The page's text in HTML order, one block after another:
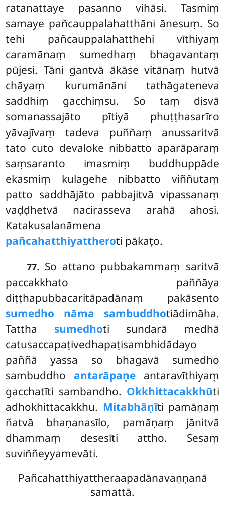
ratanattaye pasanno vihāsi. Tasmiṃ
samaye pañcauppalahatthāni ānesuṃ. So
tehi pañcauppalahatthehi vīthiyaṃ
caramānaṃ sumedhaṃ bhagavantaṃ
pūjesi. Tāni gantvā ākāse vitānaṃ hutvā
chāyaṃ kurumānāni tathāgateneva
saddhiṃ gacchiṃsu. So taṃ disvā
somanassajāto pītiyā phuṭṭhasarīro
yāvajīvaṃ tadeva puññaṃ anussaritvā
tato cuto devaloke nibbatto aparāparaṃ
saṃsaranto imasmiṃ buddhuppāde
ekasmiṃ kulagehe nibbatto viññutaṃ
patto saddhājāto pabbajitvā vipassanaṃ
vaḍḍhetvā nacirasseva arahā ahosi.
Katakusalanāmena
pañcahatthiyattheroti pākaṭo.
77. So attano pubbakammaṃ saritvā
paccakkhato paññāya
diṭṭhapubbacaritāpadānaṃ pakāsento
sumedho nāma sambuddhotiādimāha.
Tattha sumedhoti sundarā medhā
catusaccapaṭivedhapaṭisambhidādayo
paññā yassa so bhagavā sumedho
sambuddho antarāpaṇe antaravīthiyaṃ
gacchatīti sambandho. Okkhittacakkhūti
adhokhittacakkhu. Mitabhāṇīti pamāṇaṃ
ñatvā bhaṇanasīlo, pamāṇaṃ jānitvā
dhammaṃ desesīti attho. Sesaṃ
suviññeyyamevāti.
Pañcahatthiyattheraapadānavaṇṇanā
samattā.